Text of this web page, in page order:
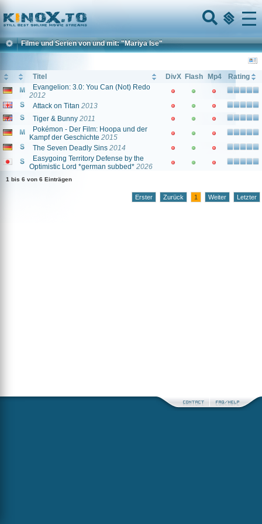
Home
Menu
Filme und Serien von und mit: "Mariya Ise"
Titel DivX Flash Mp4
Rating
Evangelion: 3.0: You Can (Not) Redo
2012
Attack on Titan 2013
Tiger & Bunny 2011
Pokémon - Der Film: Hoopa und der
Kampf der Geschichte 2015
The Seven Deadly Sins 2014
Easygoing Territory Defense by the
Optimistic Lord *german subbed* 2026
1 bis 6 von 6 Einträgen
Erster Zurück 1 Weiter Letzter